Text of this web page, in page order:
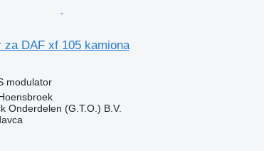
za DAF xf 105 kamiona
modulator
Onderdelen (G.T.O.) B.V.